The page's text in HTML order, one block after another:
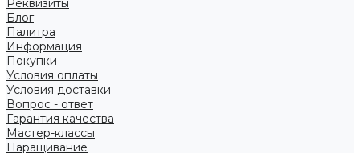
Реквизиты
Блог
Палитра
Информация
Покупки
Условия оплаты
Условия доставки
Вопрос - ответ
Гарантия качества
Мастер-классы
Наращивание